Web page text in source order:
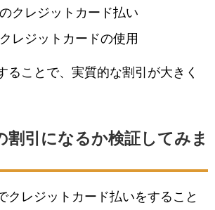
クレジットカード払い
レジットカードの使用
ることで、実質的な割引が大きく
割引になるか検証してみま
クレジットカード払いをすること